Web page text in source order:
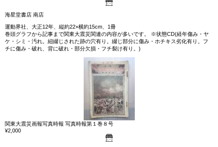
海星堂書店 南店
運動界社、大正12年、縦約22×横約15cm、1冊
巻頭グラフから記事まで関東大震災関連の内容が多いです。 ※状態CD(経年傷み・ヤ
ケ・シミ・汚れ。紐綴じされた跡の穴有り。綴じ部分に傷み・ホチキス劣化有り。フ
チに傷み・破れ、背に破れ・部分欠損・フチ裂け有り。)
関東大震災画報写真時報 写真時報第１巻８号
¥2,000